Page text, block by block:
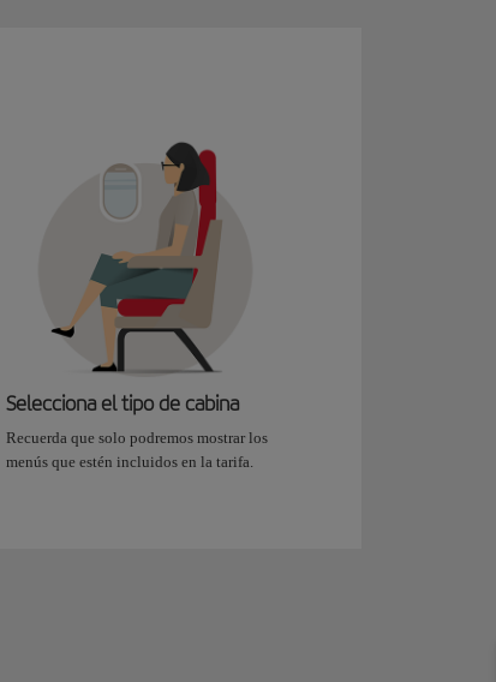
Selecciona el tipo de cabina
Recuerda que solo podremos mostrar los
menús que estén incluidos en la tarifa.